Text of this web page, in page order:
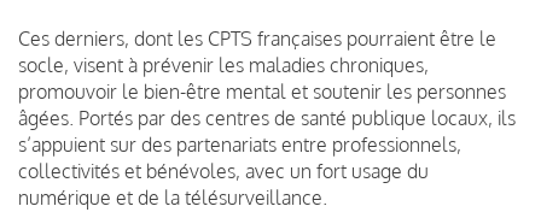
Ces derniers, dont les CPTS françaises pourraient être le
socle, visent à prévenir les maladies chroniques,
promouvoir le bien-être mental et soutenir les personnes
âgées. Portés par des centres de santé publique locaux, ils
s’appuient sur des partenariats entre professionnels,
collectivités et bénévoles, avec un fort usage du
numérique et de la télésurveillance.